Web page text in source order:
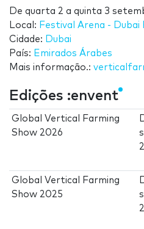
De quarta 2 a quinta 3
Local: Festival Arena -
Cidade: Dubai
País: Emirados Árabes
Mais informação.:
Edições :envent
Global Vertical Farming
Show 2026
Global Vertical Farming
Show 2025